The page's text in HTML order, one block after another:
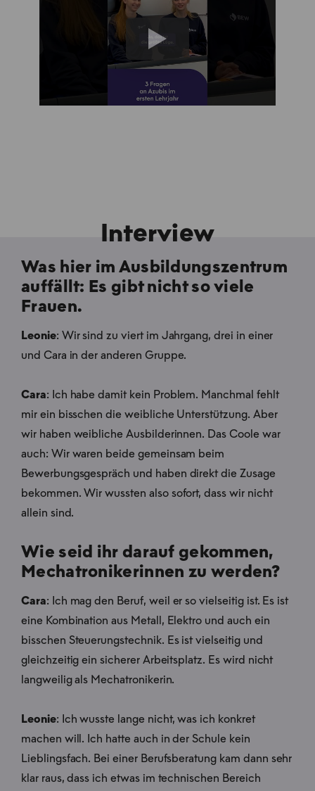
Interview
Was hier im Ausbildungszentrum
auffällt: Es gibt nicht so viele
Frauen.
Leonie: Wir sind zu viert im Jahrgang, drei in einer
und Cara in der anderen Gruppe.
Cara: Ich habe damit kein Problem. Manchmal fehlt
mir ein bisschen die weibliche Unterstützung. Aber
wir haben weibliche Ausbilderinnen. Das Coole war
auch: Wir waren beide gemeinsam beim
Bewerbungsgespräch und haben direkt die Zusage
bekommen. Wir wussten also sofort, dass wir nicht
allein sind.
Wie seid ihr darauf gekommen,
Mechatronikerinnen zu werden?
Cara: Ich mag den Beruf, weil er so vielseitig ist. Es ist
eine Kombination aus Metall, Elektro und auch ein
bisschen Steuerungstechnik. Es ist vielseitig und
gleichzeitig ein sicherer Arbeitsplatz. Es wird nicht
langweilig als Mechatronikerin.
Leonie: Ich wusste lange nicht, was ich konkret
machen will. Ich hatte auch in der Schule kein
Lieblingsfach. Bei einer Berufsberatung kam dann sehr
klar raus, dass ich etwas im technischen Bereich